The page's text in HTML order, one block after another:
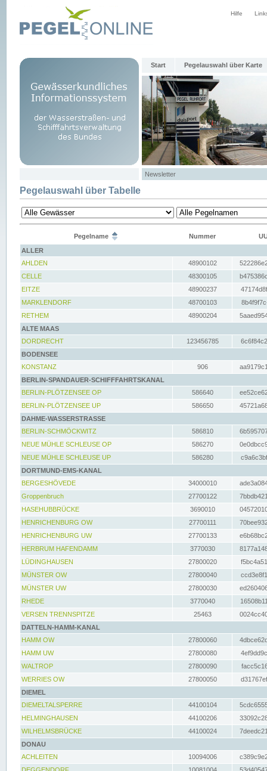
Hilfe
Start Pegelauswahl über Karte
Newsletter
Pegelauswahl über Tabelle
Pegelname Nummer
ALLER
AHLDEN
48900102
CELLE
48300105
EITZE
48900237
MARKLENDORF
48700103
RETHEM
48900204
ALTE MAAS
DORDRECHT
123456785
BODENSEE
KONSTANZ
906
BERLIN-SPANDAUER-SCHIFFFAHRTSKANAL
BERLIN-PLÖTZENSEE OP
586640
BERLIN-PLÖTZENSEE UP
586650
DAHME-WASSERSTRASSE
BERLIN-SCHMÖCKWITZ
586810
NEUE MÜHLE SCHLEUSE OP
586270
NEUE MÜHLE SCHLEUSE UP
586280
DORTMUND-EMS-KANAL
BERGESHÖVEDE
34000010
Groppenbruch
27700122
HASEHUBBRÜCKE
3690010
HENRICHENBURG OW
27700111
HENRICHENBURG UW
27700133
HERBRUM HAFENDAMM
3770030
LÜDINGHAUSEN
27800020
MÜNSTER OW
27800040
MÜNSTER UW
27800030
RHEDE
3770040
VERSEN TRENNSPITZE
25463
DATTELN-HAMM-KANAL
HAMM OW
27800060
HAMM UW
27800080
WALTROP
27800090
WERRIES OW
27800050
DIEMEL
DIEMELTALSPERRE
44100104
HELMINGHAUSEN
44100206
WILHELMSBRÜCKE
44100024
DONAU
ACHLEITEN
10094006